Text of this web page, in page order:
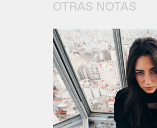
OTRAS NOTAS